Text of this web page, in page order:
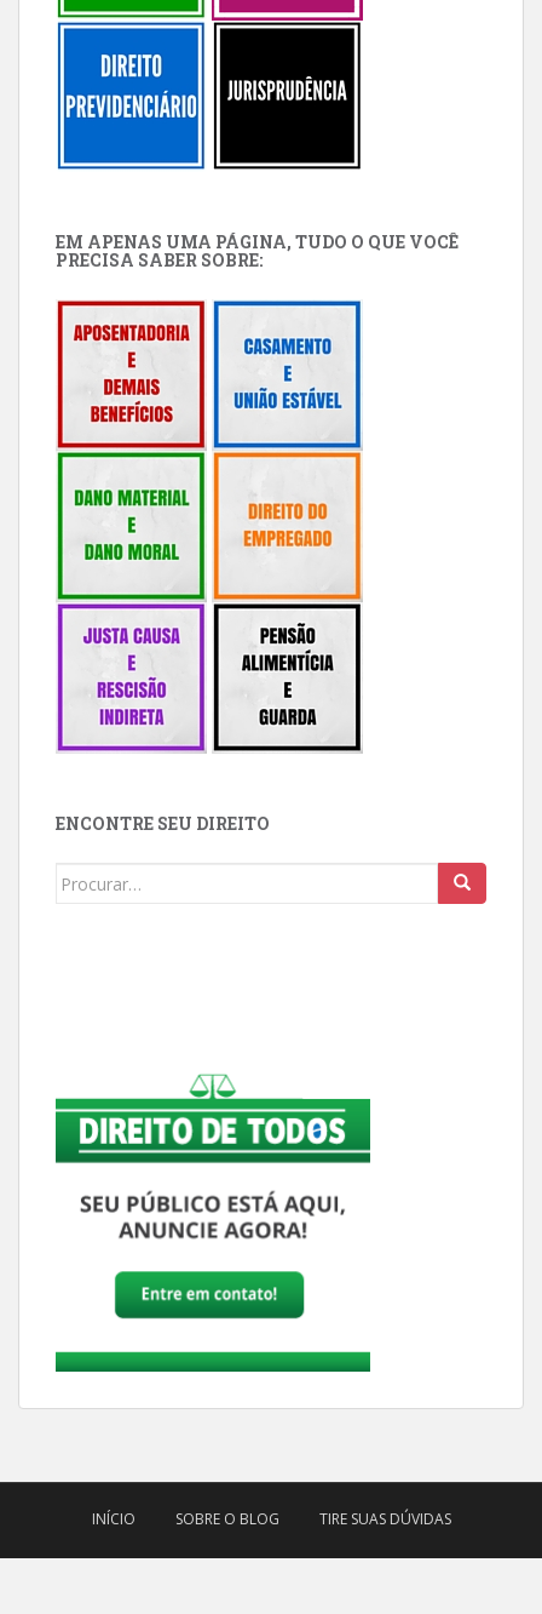
EM APENAS UMA PÁGINA, TUDO O QUE VOCÊ
PRECISA SABER SOBRE:
ENCONTRE SEU DIREITO
Buscar:
INÍCIO SOBRE O BLOG TIRE SUAS DÚVIDAS